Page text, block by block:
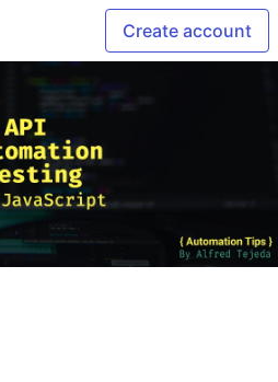
Create account